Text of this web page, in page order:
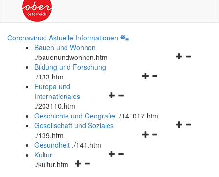
Coronavirus: Aktuelle Informationen
Bauen und Wohnen
./bauenundwohnen.htm
Navigationsmenü
Bildung und Forschung
./133.htm
Navigationsmenü
und
schließen
Europa und
Internationales
./203110.htm
Geschichte und Geografie ./141017.htm
Navigationsmenü
Gesellschaft und Soziales
./139.htm
Navigationsmenü
Gesundheit ./141.htm
Navigationsmenü
Kultur
./kultur.htm